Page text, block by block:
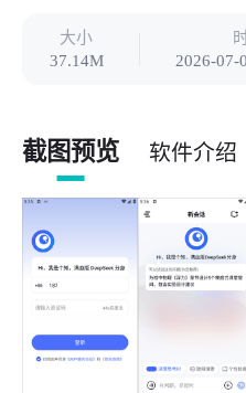
大小
37.14M
2026-07-
截图预览 软件介绍